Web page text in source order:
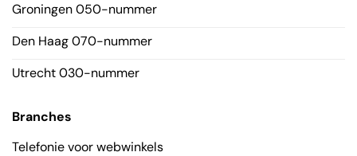
Groningen 050-nummer
Den Haag 070-nummer
Utrecht 030-nummer
Branches
Telefonie voor webwinkels